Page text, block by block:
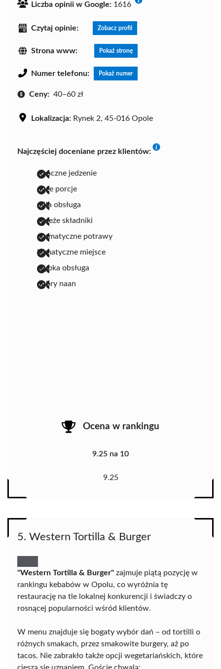
Liczba opinii w Google: 1616
Czytaj opinie: Zobacz profil
Strona www: Pokaż stronę
Numer telefonu: Pokaż numer
Ceny: 40–60 zł
Lokalizacja: Rynek 2, 45-016 Opole
Najczęściej doceniane przez klientów:
smaczne jedzenie
duże porcje
miła obsługa
świeże składniki
aromatyczne potrawy
klimatyczne miejsce
szybka obsługa
dobry naan
Ocena w rankingu
9.25 na 10
9.25
5. Western Tortilla & Burger
"Western Tortilla & Burger" zajmuje piątą pozycję w
rankingu kebabów w Opolu, co wyróżnia tę
restaurację na tle lokalnej konkurencji i świadczy o
rosnącej popularności wśród klientów.
W menu znajduje się bogaty wybór dań – od tortilli o
różnych smakach, przez smakowite burgery, aż po
tacos. Nie zabrakło także opcji wegetariańskich, które
cieszą się uznaniem. Goście chwalą: